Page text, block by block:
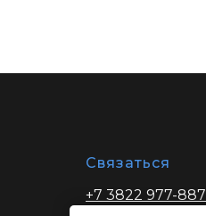
Связаться
+7 3822 977-887